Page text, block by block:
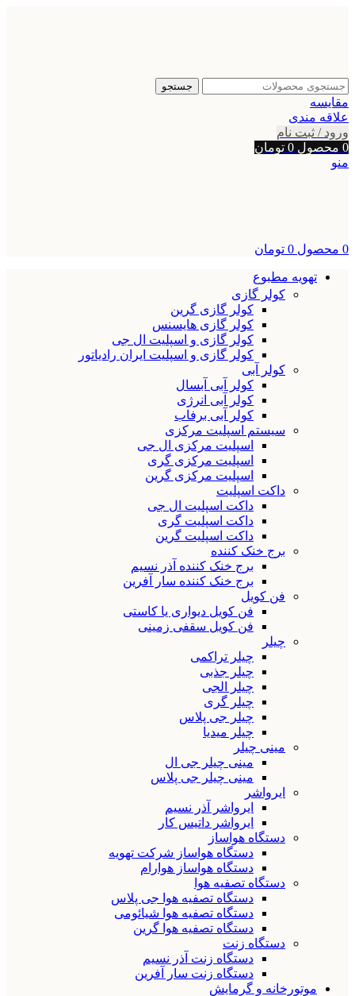
جستجو
مقایسه
علاقه مندی
ورود / ثبت نام
0 محصول 0 تومان
منو
0 محصول 0 تومان
تهویه مطبوع
کولر گازی
کولر گازی گرین
کولر گازی هایسنس
کولر گازی و اسپلیت ال جی
کولر گازی و اسپلیت ایران رادیاتور
کولر آبی
کولر آبی آبسال
کولر آبی انرژی
کولر آبی برفاب
سیستم اسپلیت مرکزی
اسپلیت مرکزی ال جی
اسپلیت مرکزی گری
اسپلیت مرکزی گرین
داکت اسپلیت
داکت اسپلیت ال جی
داکت اسپلیت گری
داکت اسپلیت گرین
برج خنک کننده
برج خنک کننده آذر نسیم
برج خنک کننده سار آفرین
فن کویل
فن کویل دیواری یا کاستی
فن کویل سقفی زمینی
چیلر
چیلر تراکمی
چیلر جذبی
چیلر الجی
چیلر گری
چیلر جی پلاس
چیلر میدیا
مینی چیلر
مینی چیلر جی ال
مینی چیلر جی پلاس
ایرواشر
ایرواشر آذر نسیم
ایرواشر داتیس کار
دستگاه هواساز
دستگاه هواساز شرکت تهویه
دستگاه هواساز هوارام
دستگاه تصفیه هوا
دستگاه تصفیه هوا جی پلاس
دستگاه تصفیه هوا شیائومی
دستگاه تصفیه هوا گرین
دستگاه زنت
دستگاه زنت آذر نسیم
دستگاه زنت سار آفرین
موتورخانه و گرمایش